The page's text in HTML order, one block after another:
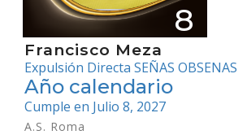
8
Francisco Meza
Expulsión Directa SEÑAS OBSENAS
Año calendario
Cumple en Julio 8, 2027
A.S. Roma